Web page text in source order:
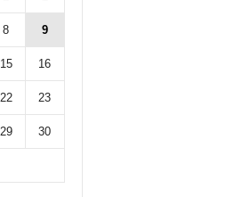
8 9
15 16
22 23
29 30